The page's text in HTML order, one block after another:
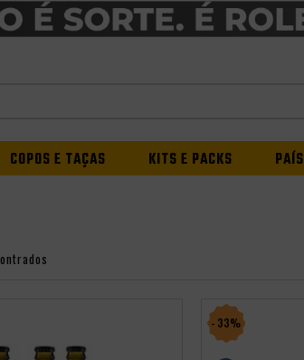
COPOS E TAÇAS KITS E PACKS PAÍS
- 33%